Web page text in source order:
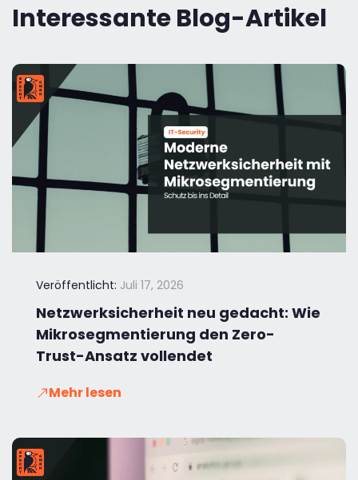
Interessante Blog-Artikel
Veröffentlicht: Juli 17, 2026
Netzwerksicherheit neu gedacht: Wie
Mikrosegmentierung den Zero-
Trust-Ansatz vollendet
Mehr lesen